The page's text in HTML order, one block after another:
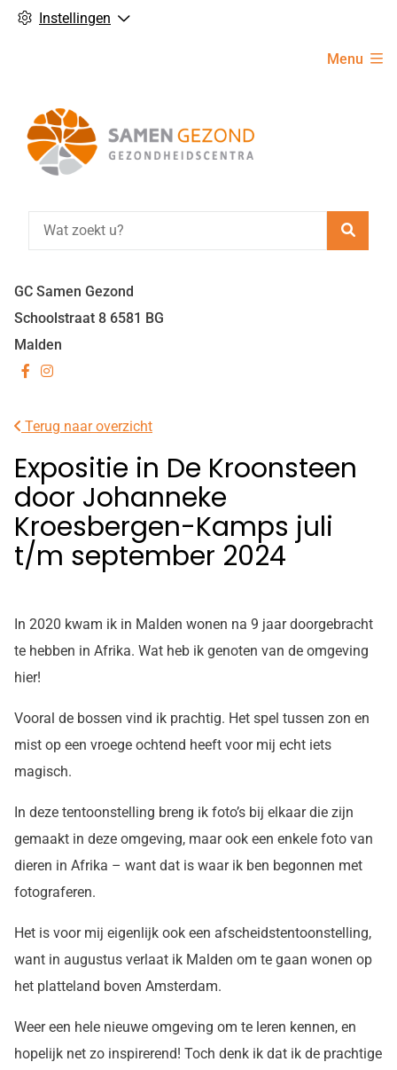
Instellingen
Menu
GC Samen Gezond
Schoolstraat 8 6581 BG
Malden
Bezoek
facebook
Bezoek
Instagram
Terug naar overzicht
Expositie in De Kroonsteen
door Johanneke
Kroesbergen-Kamps juli
t/m september 2024
In 2020 kwam ik in Malden wonen na 9 jaar doorgebracht
te hebben in Afrika. Wat heb ik genoten van de omgeving
hier!
Vooral de bossen vind ik prachtig. Het spel tussen zon en
mist op een vroege ochtend heeft voor mij echt iets
magisch.
In deze tentoonstelling breng ik foto’s bij elkaar die zijn
gemaakt in deze omgeving, maar ook een enkele foto van
dieren in Afrika – want dat is waar ik ben begonnen met
fotograferen.
Het is voor mij eigenlijk ook een afscheidstentoonstelling,
want in augustus verlaat ik Malden om te gaan wonen op
het platteland boven Amsterdam.
Weer een hele nieuwe omgeving om te leren kennen, en
hopelijk net zo inspirerend! Toch denk ik dat ik de prachtige